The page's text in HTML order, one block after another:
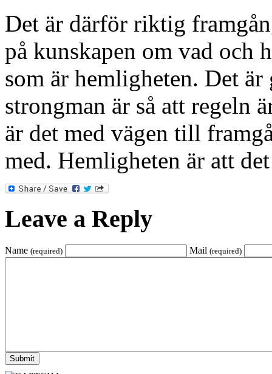
Det är därför riktig
på kunskapen om vad och
som är hemligheten. Det
strongman är så att regeln
är det med vägen till
med. Hemligheten är att
Leave a Reply
Name (required) Mail (required)